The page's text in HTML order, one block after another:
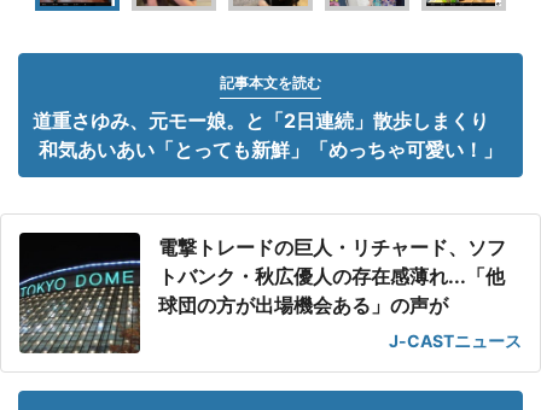
記事本文を読む
道重さゆみ、元モー娘。と「2日連続」散歩しまくり
和気あいあい「とっても新鮮」「めっちゃ可愛い！」
電撃トレードの巨人・リチャード、ソフ
トバンク・秋広優人の存在感薄れ...「他
球団の方が出場機会ある」の声が
J-CASTニュース